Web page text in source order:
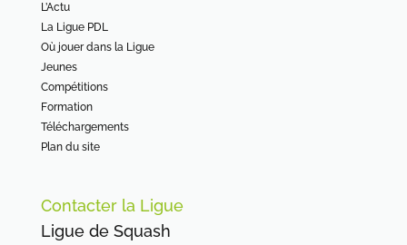
L’Actu
La Ligue PDL
Où jouer dans la Ligue
Jeunes
Compétitions
Formation
Téléchargements
Plan du site
Contacter la Ligue
Ligue de Squash